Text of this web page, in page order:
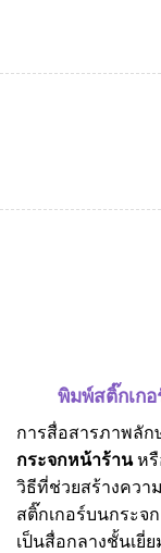
พิมพ์สติ๊กเกอ
การสื่อสารภาพลั
กระจกหน้าร้านหรื
วิธีที่ช่วยสร้างควา
สติ๊กเกอร์บนกระจ
เป็นสื่อกลางชั้นเยี่